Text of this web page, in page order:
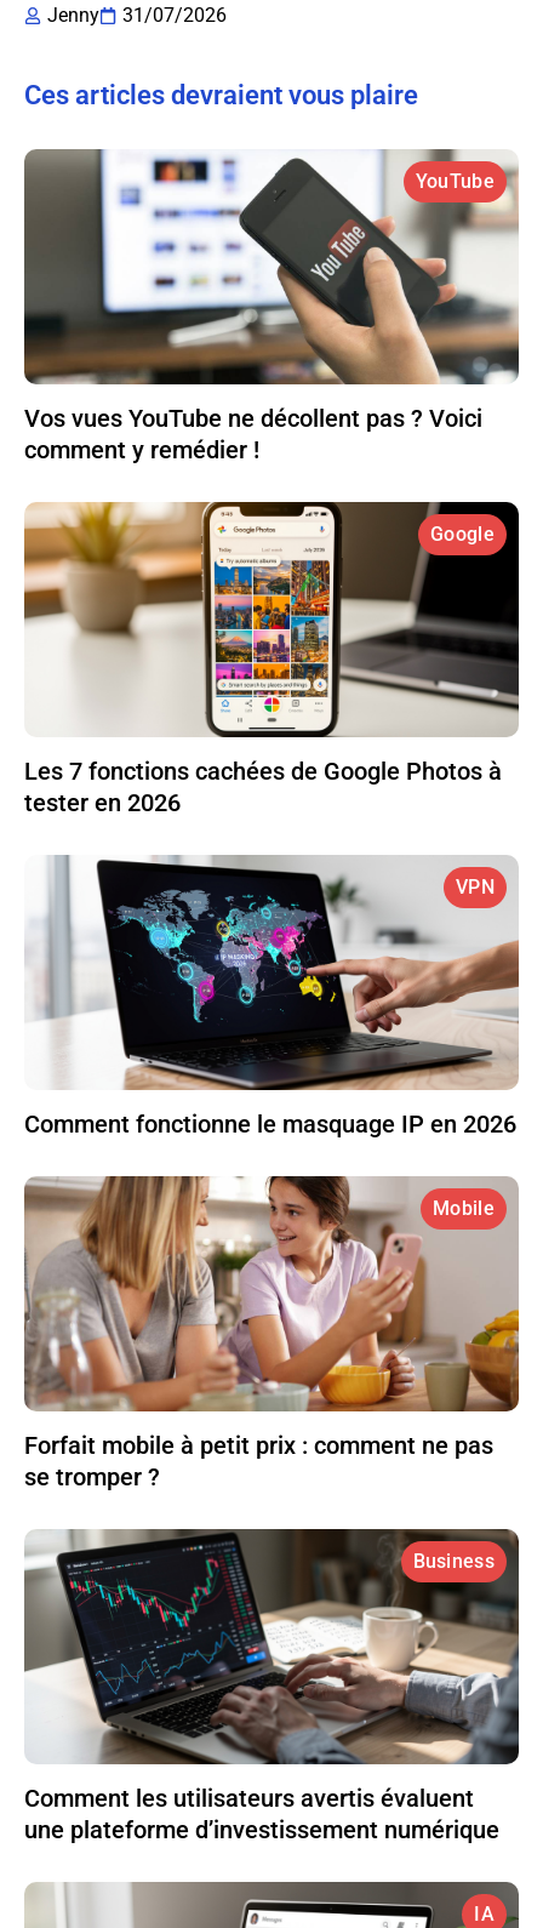
Jenny 31/07/2026
Ces articles devraient vous plaire
YouTube
Vos vues YouTube ne décollent pas ? Voici
comment y remédier !
Google
Les 7 fonctions cachées de Google Photos à
tester en 2026
VPN
Comment fonctionne le masquage IP en 2026
Mobile
Forfait mobile à petit prix : comment ne pas
se tromper ?
Business
Comment les utilisateurs avertis évaluent
une plateforme d’investissement numérique
IA